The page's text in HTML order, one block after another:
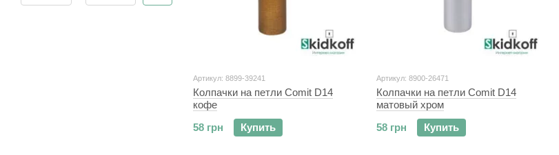
Артикул: 8899-39241
Колпачки на петли Comit D14
кофе
58 грн
Купить
Артикул: 8900-26471
Колпачки на петли Comit D14
матовый хром
58 грн
Купить